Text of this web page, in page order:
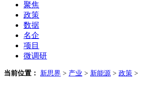
聚焦
政策
数据
名企
项目
微调研
当前位置： 新思界 > 产业 > 新能源 > 政策 >